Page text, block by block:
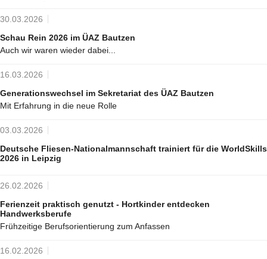
30.03.2026
Schau Rein 2026 im ÜAZ Bautzen
Auch wir waren wieder dabei...
16.03.2026
Generationswechsel im Sekretariat des ÜAZ Bautzen
Mit Erfahrung in die neue Rolle
03.03.2026
Deutsche Fliesen-Nationalmannschaft trainiert für die WorldSkills
2026 in Leipzig
26.02.2026
Ferienzeit praktisch genutzt - Hortkinder entdecken
Handwerksberufe
Frühzeitige Berufsorientierung zum Anfassen
16.02.2026